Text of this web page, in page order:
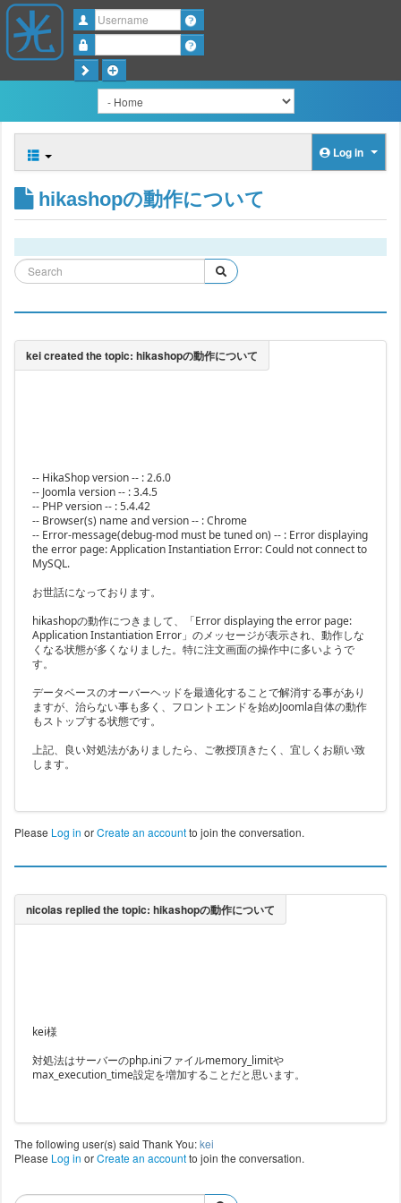
Username
Log in
hikashopの動作について
-- HikaShop version -- : 2.6.0
-- Joomla version -- : 3.4.5
-- PHP version -- : 5.4.42
-- Browser(s) name and version -- : Chrome
-- Error-message(debug-mod must be tuned on) -- : Error displaying
the error page: Application Instantiation Error: Could not connect to
MySQL.
お世話になっております。
hikashopの動作につきまして、「Error displaying the error page:
Application Instantiation Error」のメッセージが表示され、動作しな
くなる状態が多くなりました。特に注文画面の操作中に多いようで
す。
データベースのオーバーヘッドを最適化することで解消する事があり
ますが、治らない事も多く、フロントエンドを始めJoomla自体の動作
もストップする状態です。
上記、良い対処法がありましたら、ご教授頂きたく、宜しくお願い致
します。
Please Log in orCreate an accountto join the conversation.
kei様
対処法はサーバーのphp.iniファイルmemory_limitや
max_execution_time設定を増加することだと思います。
The following user(s) said Thank You:kei
Please Log in orCreate an accountto join the conversation.